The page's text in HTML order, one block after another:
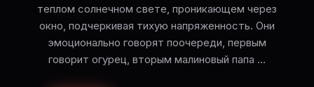
теплом солнечном свете, проникающем через
окно, подчеркивая тихую напряженность. Они
эмоционально говорят поочереди, первым
говорит огурец, вторым малиновый папа ...